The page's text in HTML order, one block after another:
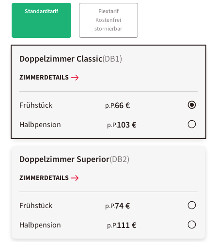
Standardtarif
Flextarif
Kostenfrei
stornierbar
Doppelzimmer Classic(DB1)
ZIMMERDETAILS
Frühstück p.P.66 €
Halbpension p.P.103 €
Doppelzimmer Superior(DB2)
ZIMMERDETAILS
Frühstück p.P.74 €
Halbpension p.P.111 €